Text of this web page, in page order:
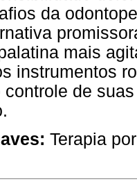
da
mais
instrumentos
de
Terapia